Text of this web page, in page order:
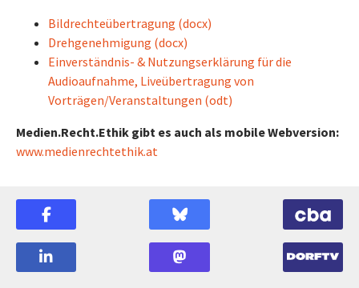
Bildrechteübertragung (docx)
Drehgenehmigung (docx)
Einverständnis- & Nutzungserklärung für die
Audioaufnahme, Liveübertragung von
Vorträgen/Veranstaltungen (odt)
Medien.Recht.Ethik gibt es auch als mobile Webversion:
www.medienrechtethik.at